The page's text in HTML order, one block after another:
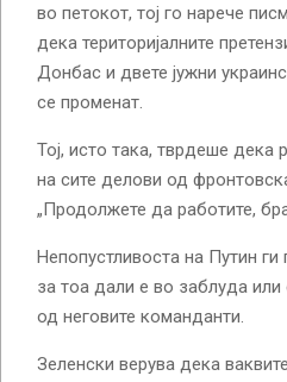
во петокот, тој го нарече
дека територијалните
Донбас и двете јужни
се променат.
Тој, исто така, тврдеше дека
на сите делови од
„Продолжете да работите,
Непопустливоста на Путин ги
за тоа дали е во заблуда
од неговите команданти.
Зеленски верува дека